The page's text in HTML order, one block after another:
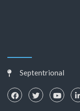
Septentrional